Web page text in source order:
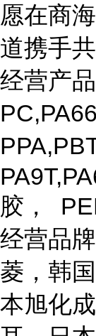
愿在商
道携手
经营产
PC,PA66
胶，
经营品
菱，韩
本旭化